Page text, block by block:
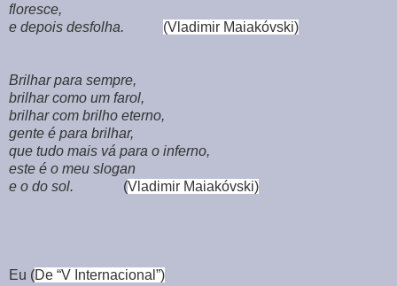
floresce,
e depois desfolha.
(Vladimir Maiakóvski)
Brilhar para sempre,
brilhar como um farol,
brilhar com brilho eterno,
gente é para brilhar,
que tudo mais vá para o inferno,
este é o meu slogan
e o do sol. (Vladimir Maiakóvski)
Eu (De “V Internacional”)